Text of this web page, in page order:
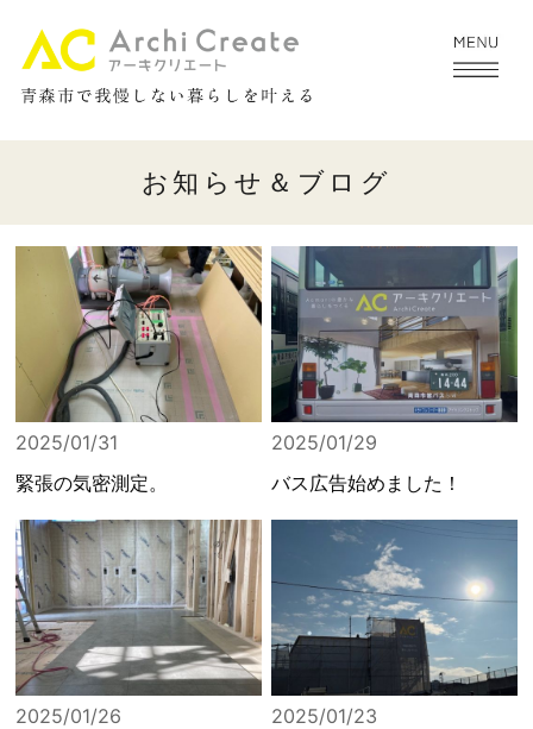
お知らせ＆ブログ
2025/01/31
緊張の気密測定。
2025/01/29
バス広告始めました！
2025/01/26
2025/01/23